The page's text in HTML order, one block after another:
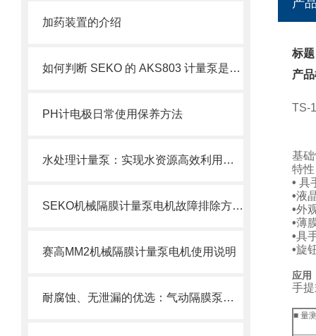
加药装置的介绍
如何判断 SEKO 的 AKS803 计量泵是否需要维修？
PH计电极日常使用保养方法
水处理计量泵：实现水资源高效利用的重要工具
SEKO机械隔膜计量泵电机故障排除方法1
赛高MM2机械隔膜计量泵电机使用说明
耐腐蚀、无泄漏的优选：气动隔膜泵在化工领域的稳定传输解决方案
产
标
产
TS-
基
特
• 具
•液
•外
•薄
•具
•旋
应用
手
■ 量